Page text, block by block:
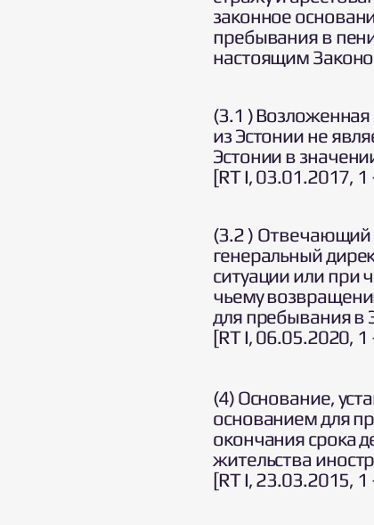
законное
пребывания в
настоящим
(3.1 )
из Эстонии не
Эстонии в
[RT I, 03.01.2017,
(3.2 ) Отвечающий
генеральный
ситуации или при
чьему
для пребывания в
[RT I, 06.05.2020,
(4) Основание,
основанием для
окончания срока
жительства
[RT I, 23.03.2015,